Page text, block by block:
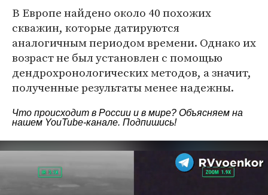
В Европе найдено около 40 похожих
скважин, которые датируются
аналогичным периодом времени. Однако их
возраст не был установлен с помощью
дендрохронологических методов, а значит,
полученные результаты менее надежны.
Что происходит в России и в мире? Объясняем на
нашем YouTube-канале. Подпишись!